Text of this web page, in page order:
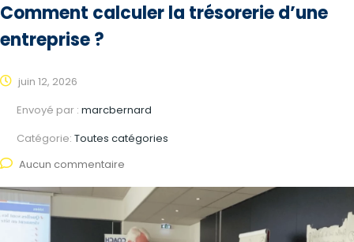
Comment calculer la trésorerie d’une
entreprise ?
juin 12, 2026
Envoyé par : marcbernard
Catégorie: Toutes catégories
Aucun commentaire